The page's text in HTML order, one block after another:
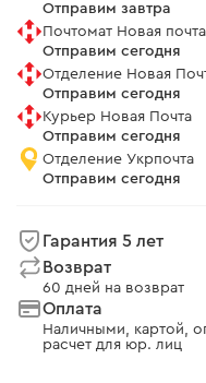
Отправим завтра
Почтомат Новая почта
Отправим сегодня
Отделение Новая
Отправим сегодня
Курьер Новая Почта
Отправим сегодня
Отделение Укрпочта
Отправим сегодня
Гарантия 5 лет
Возврат
60 дней на возврат
Оплата
Наличными, картой,
расчет для юр. лиц